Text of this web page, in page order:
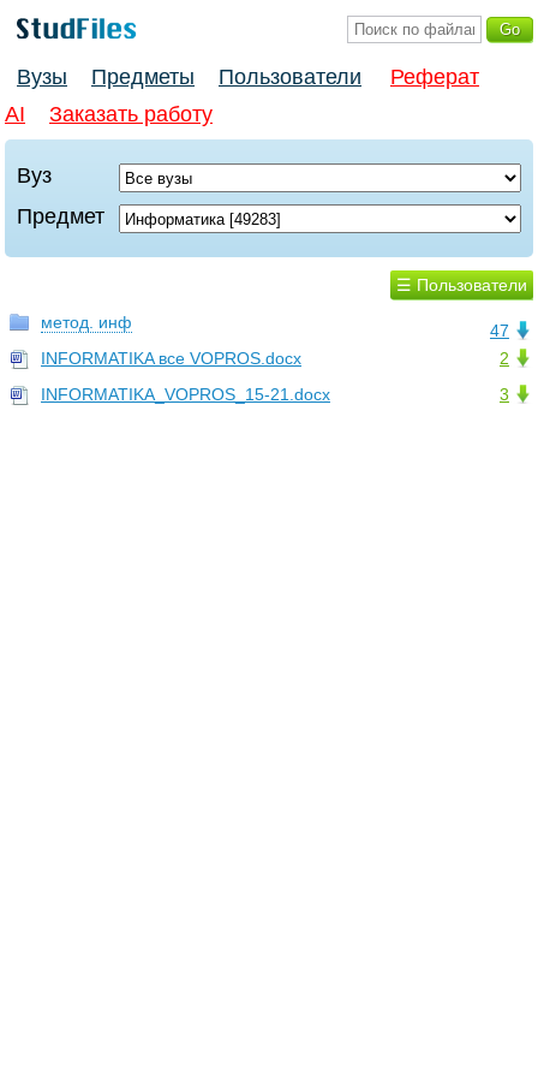
Вузы Предметы Пользователи
Реферат
AI
Заказать работу
Вуз
Предмет
☰ Пользователи
47
метод. инф
2
INFORMATIKA все VOPROS.docx
3
INFORMATIKA_VOPROS_15-21.docx